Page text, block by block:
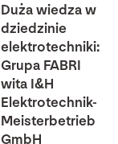
Duża wiedza w
dziedzinie
elektrotechniki:
Grupa FABRI
wita I&H
Elektrotechnik-
Meisterbetrieb
GmbH